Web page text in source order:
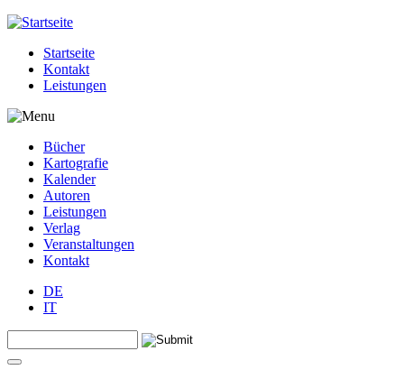
Jump to navigation
Startseite
Kontakt
Leistungen
Bücher
Kartografie
Kalender
Autoren
Leistungen
Verlag
Veranstaltungen
Kontakt
DE
IT
Suchformular